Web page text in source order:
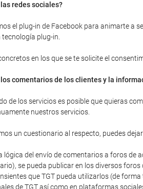
redes sociales?
el plug-in de Facebook para animarte a
plug-in.
en los que se te solicite el
comentarios de los clientes y la
de los servicios es posible que quieras
nuestros servicios.
un cuestionario al respecto, puedes
lógica del envío de comentarios a foros
se pueda publicar en los diversos
que TGT pueda utilizarlos (de
de TGT así como en plataformas